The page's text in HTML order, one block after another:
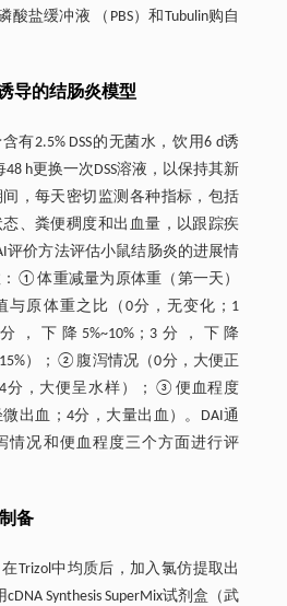
酸盐缓冲液 （PBS）和Tubulin购自
导的结肠炎模型
含有2.5% DSS的无菌水，饮用6 d诱
48 h更换一次DSS溶液，以保持其新
，每天密切监测各种指标，包括
、粪便稠度和出血量，以跟踪疾
评价方法评估小鼠结肠炎的进展情
①体重减量为原体重（第一天）
与原体重之比（0分，无变化；1
，下降5%~10%；3分，下降
）；②腹泻情况（0分，大便正
分，大便呈水样）；③便血程度
微出血；4分，大量出血）。DAI通
情况和便血程度三个方面进行评
备
Trizol中均质后，加入氯仿提取出
Synthesis SuperMix试剂盒（武